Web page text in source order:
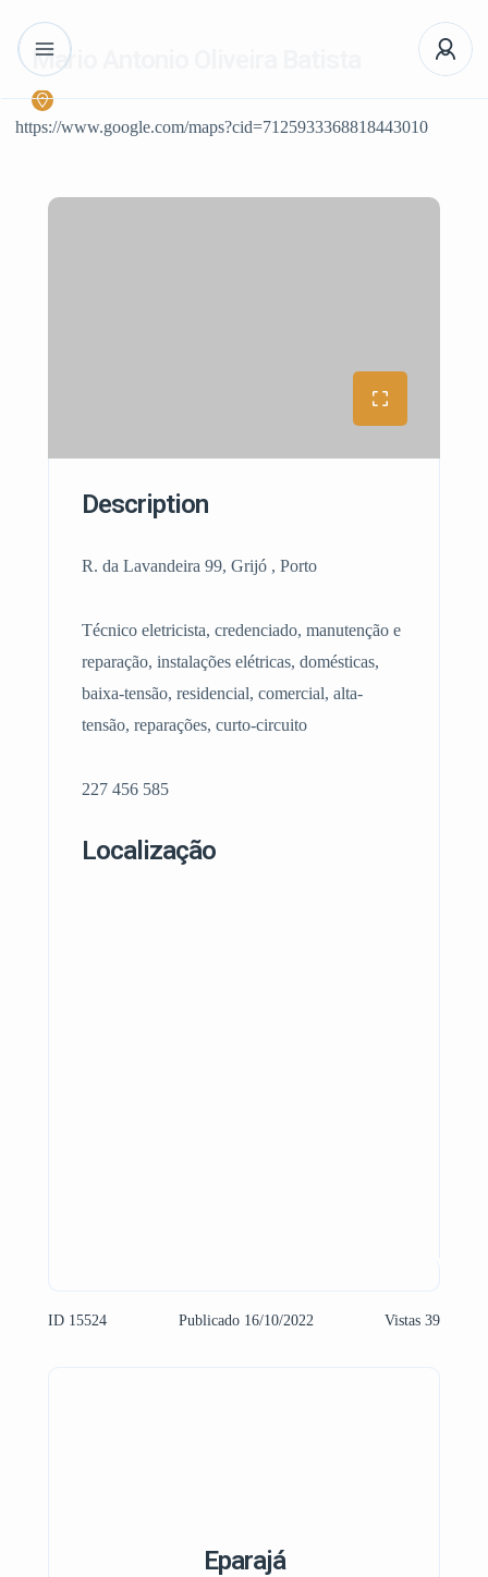
Mario Antonio Oliveira Batista
https://www.google.com/maps?cid=7125933368818443010
Description
R. da Lavandeira 99, Grijó , Porto
Técnico eletricista, credenciado, manutenção e
reparação, instalações elétricas, domésticas,
baixa-tensão, residencial, comercial, alta-
tensão, reparações, curto-circuito
227 456 585
Localização
ID 15524 Publicado 16/10/2022 Vistas 39
Eparajá